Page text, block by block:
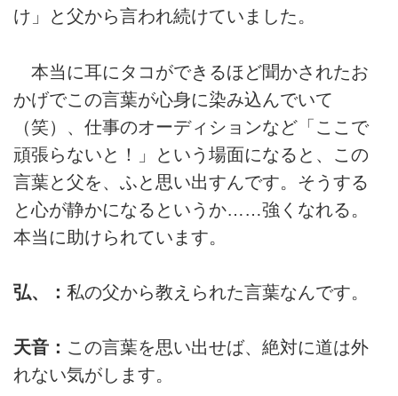
け」と父から言われ続けていました。
本当に耳にタコができるほど聞かされたお
かげでこの言葉が心身に染み込んでいて
（笑）、仕事のオーディションなど「ここで
頑張らないと！」という場面になると、この
言葉と父を、ふと思い出すんです。そうする
と心が静かになるというか……強くなれる。
本当に助けられています。
弘、： 私の父から教えられた言葉なんです。
天音： この言葉を思い出せば、絶対に道は外
れない気がします。